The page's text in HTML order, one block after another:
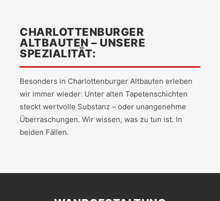
CHARLOTTENBURGER
ALTBAUTEN – UNSERE
SPEZIALITÄT:
Besonders in Charlottenburger Altbauten erleben
wir immer wieder: Unter alten Tapetenschichten
steckt wertvolle Substanz – oder unangenehme
Überraschungen. Wir wissen, was zu tun ist. In
beiden Fällen.